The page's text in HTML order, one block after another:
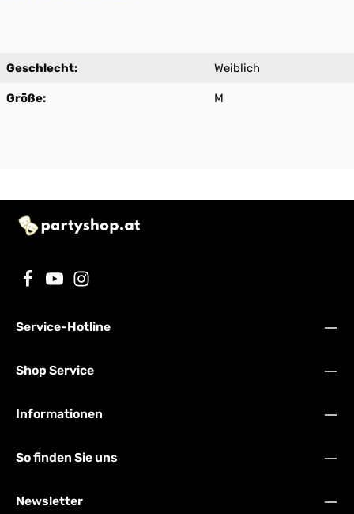
Geschlecht: Weiblich
Größe: M
Service-Hotline
Shop Service
Informationen
So finden Sie uns
Newsletter